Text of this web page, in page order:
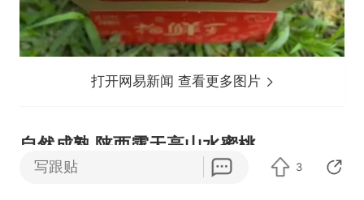
打开网易新闻 查看更多图片
自然成熟 陕西露天高山水蜜桃
写跟贴 3